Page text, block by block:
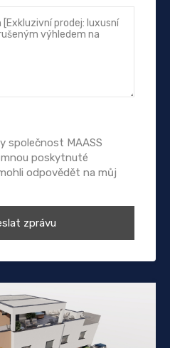
společnost MAASS
poskytnuté
odpovědět na můj
zprávu